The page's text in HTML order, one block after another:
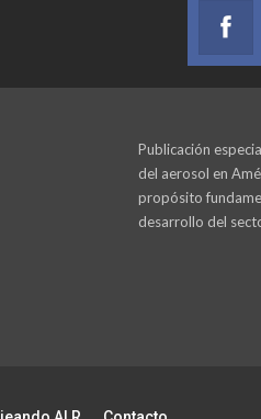
Publicación
del aerosol en
propósito
desarrollo del